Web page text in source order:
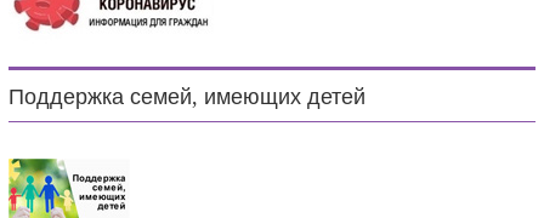
Поддержка семей, имеющих детей